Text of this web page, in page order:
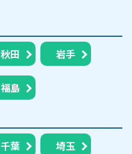
秋田 岩手
福島
千葉 埼玉